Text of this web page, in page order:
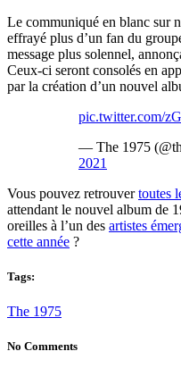
Le communiqué en blanc sur
effrayé plus d’un fan du
message plus solennel,
Ceux-ci seront consolés en
par la création d’un nouvel
pic.twitter.com/
— The 1975
2021
Vous pouvez retrouvertoutes
attendant le nouvel album de
oreilles à l’un des artistes
cette année ?
Tags:
The 1975
No Comments